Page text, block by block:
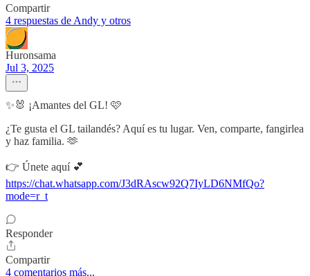
Compartir
4 respuestas de Andy y otros
Huronsama
Jul 3, 2025
✨🐰 ¡Amantes del GL! 🩷
¿Te gusta el GL tailandés? Aquí es tu lugar. Ven, comparte, fangirlea
y haz familia. 🫶
👉 Únete aquí 💕
https://chat.whatsapp.com/J3dRAscw92Q7IyLD6NMfQo?
mode=r_t
Responder
Compartir
4 comentarios más...